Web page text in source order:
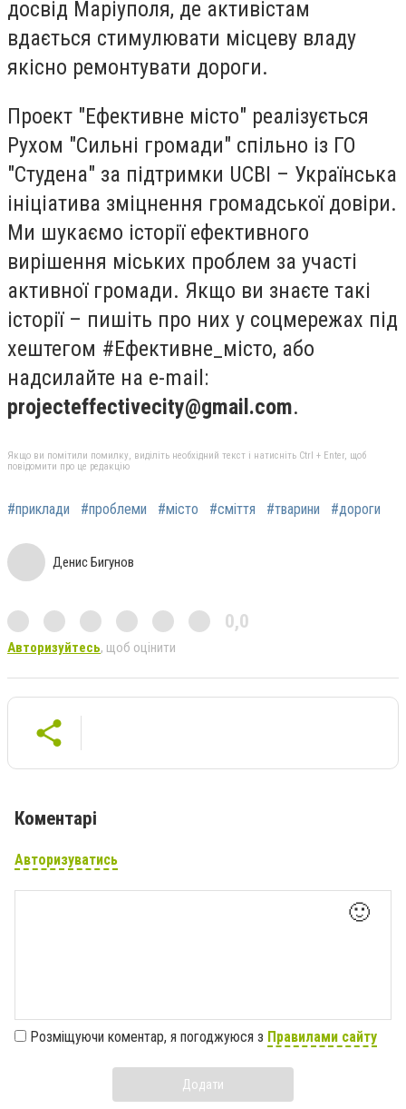
досвід Маріуполя, де активістам
вдається стимулювати місцеву владу
якісно ремонтувати дороги.
Проект "Ефективне місто" реалізується
Рухом "Сильні громади" спільно із ГО
"Студена" за підтримки UCBI – Українська
ініціатива зміцнення громадської довіри.
Ми шукаємо історії ефективного
вирішення міських проблем за участі
активної громади. Якщо ви знаєте такі
історії – пишіть про них у соцмережах під
хештегом #Ефективне_місто, або
надсилайте на е-mail:
projecteffectivecity@gmail.com.
Якщо ви помітили помилку, виділіть необхідний текст і натисніть Ctrl + Enter, щоб
повідомити про це редакцію
#приклади #проблеми #місто #сміття #тварини #дороги
Денис Бигунов
0,0
Авторизуйтесь, щоб оцінити
Коментарі
Авторизуватись
🙂
Розміщуючи коментар, я погоджуюся з Правилами сайту
Додати